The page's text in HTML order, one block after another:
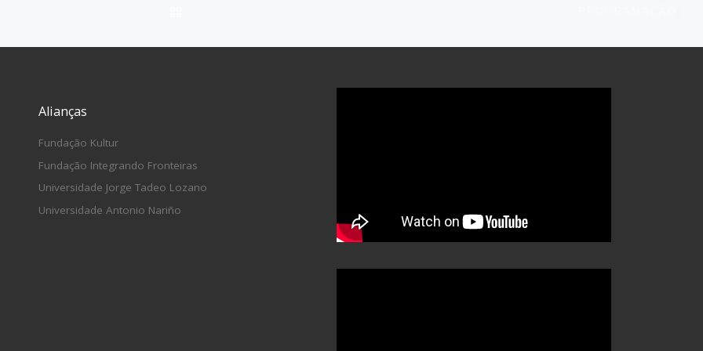
Alianças
Fundação Kultur
Fundação Integrando Fronteiras
Universidade Jorge Tadeo Lozano
Universidade Antonio Nariño